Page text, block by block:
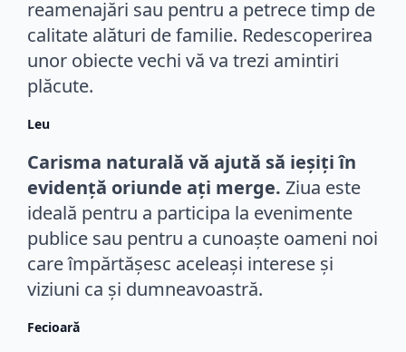
reamenajări sau pentru a petrece timp de
calitate alături de familie. Redescoperirea
unor obiecte vechi vă va trezi amintiri
plăcute.
Leu
Carisma naturală vă ajută să ieșiți în
evidență oriunde ați merge. Ziua este
ideală pentru a participa la evenimente
publice sau pentru a cunoaște oameni noi
care împărtășesc aceleași interese și
viziuni ca și dumneavoastră.
Fecioară